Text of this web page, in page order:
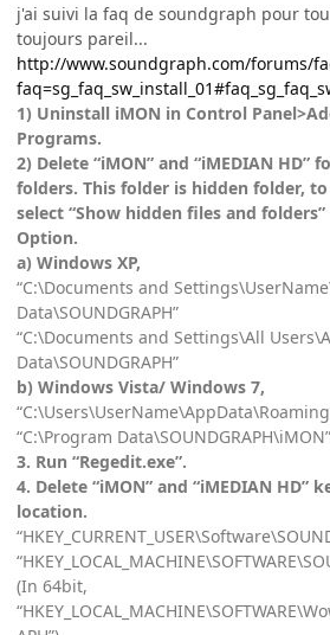
j'ai suivi la faq de soundgraph pour
toujours pareil...
http://www.soundgraph.com/forums/
1) Uninstall iMON in Control
Programs.
2) Delete “iMON” and “iMEDIAN
folders. This folder is hidden folder,
select “Show hidden files and
Option.
a) Windows XP,
“C:\Documents and
Data\SOUNDGRAPH”
“C:\Documents and Settings\All
Data\SOUNDGRAPH”
b) Windows Vista/ Windows 7,
“C:\Program Data\SOUNDGRAPH\iMON”
3. Run “Regedit.exe”.
4. Delete “iMON” and “iMEDIAN HD”
location.
(In 64bit,